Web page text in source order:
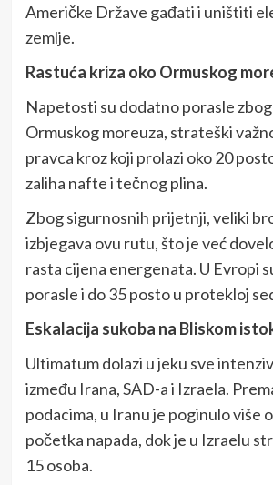
Američke Države gađati i uništiti
zemlje.
Rastuća kriza oko Ormuskog
Napetosti su dodatno porasle
Ormuskog moreuza, strateški
pravca kroz koji prolazi oko 20
zaliha nafte i tečnog plina.
Zbog sigurnosnih prijetnji, veliki
izbjegava ovu rutu, što je već
rasta cijena energenata. U Evropi
porasle i do 35 posto u protekloj
Eskalacija sukoba na Bliskom
Ultimatum dolazi u jeku sve
između Irana, SAD-a i Izraela.
podacima, u Iranu je poginulo više
početka napada, dok je u Izraelu
15 osoba.